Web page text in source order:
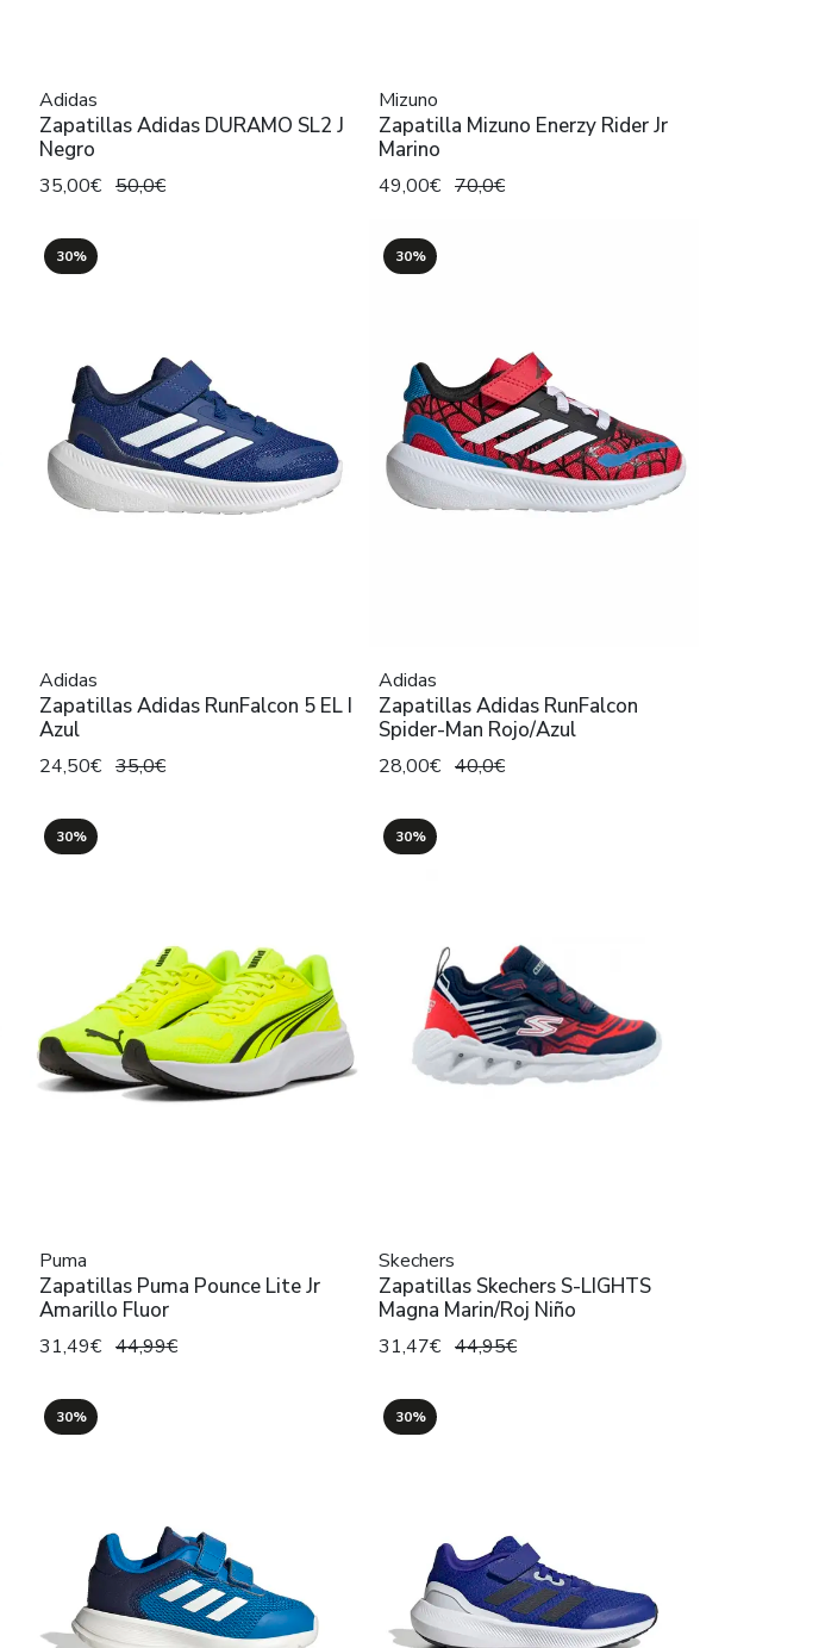
Adidas
Zapatillas Adidas DURAMO SL2 J
Negro
35,00€ 50,0€
Mizuno
Zapatilla Mizuno Enerzy Rider Jr
Marino
49,00€ 70,0€
30%
Adidas
Zapatillas Adidas RunFalcon 5 EL I
Azul
24,50€ 35,0€
30%
Adidas
Zapatillas Adidas RunFalcon
Spider-Man Rojo/Azul
28,00€ 40,0€
30%
Puma
Zapatillas Puma Pounce Lite Jr
Amarillo Fluor
31,49€ 44,99€
30%
Skechers
Zapatillas Skechers S-LIGHTS
Magna Marin/Roj Niño
31,47€ 44,95€
30% 30%